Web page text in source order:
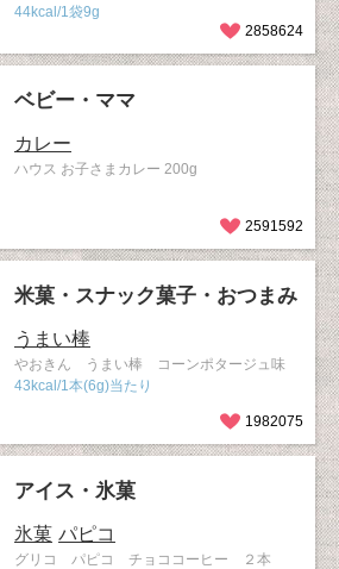
44kcal/1袋9g
2858624
ベビー・ママ
カレー
ハウス お子さまカレー 200g
2591592
米菓・スナック菓子・おつまみ
うまい棒
やおきん うまい棒 コーンポタージュ味
43kcal/1本(6g)当たり
1982075
アイス・氷菓
氷菓 パピコ
グリコ パピコ チョココーヒー ２本